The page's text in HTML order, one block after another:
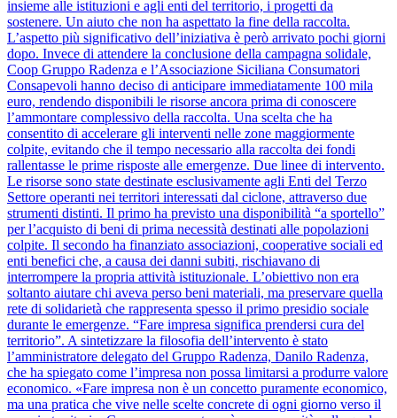
insieme alle istituzioni e agli enti del territorio, i progetti da
sostenere. Un aiuto che non ha aspettato la fine della raccolta.
L’aspetto più significativo dell’iniziativa è però arrivato pochi giorni
dopo. Invece di attendere la conclusione della campagna solidale,
Coop Gruppo Radenza e l’Associazione Siciliana Consumatori
Consapevoli hanno deciso di anticipare immediatamente 100 mila
euro, rendendo disponibili le risorse ancora prima di conoscere
l’ammontare complessivo della raccolta. Una scelta che ha
consentito di accelerare gli interventi nelle zone maggiormente
colpite, evitando che il tempo necessario alla raccolta dei fondi
rallentasse le prime risposte alle emergenze. Due linee di intervento.
Le risorse sono state destinate esclusivamente agli Enti del Terzo
Settore operanti nei territori interessati dal ciclone, attraverso due
strumenti distinti. Il primo ha previsto una disponibilità “a sportello”
per l’acquisto di beni di prima necessità destinati alle popolazioni
colpite. Il secondo ha finanziato associazioni, cooperative sociali ed
enti benefici che, a causa dei danni subiti, rischiavano di
interrompere la propria attività istituzionale. L’obiettivo non era
soltanto aiutare chi aveva perso beni materiali, ma preservare quella
rete di solidarietà che rappresenta spesso il primo presidio sociale
durante le emergenze. “Fare impresa significa prendersi cura del
territorio”. A sintetizzare la filosofia dell’intervento è stato
l’amministratore delegato del Gruppo Radenza, Danilo Radenza,
che ha spiegato come l’impresa non possa limitarsi a produrre valore
economico. «Fare impresa non è un concetto puramente economico,
ma una pratica che vive nelle scelte concrete di ogni giorno verso il